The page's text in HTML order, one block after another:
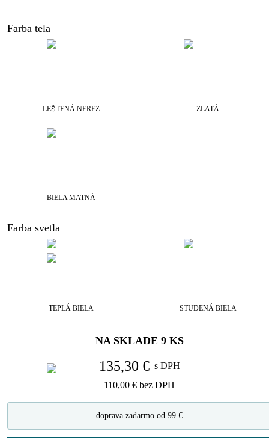
Farba tela
LEŠTENÁ NEREZ ZLATÁ
BIELA MATNÁ
Farba svetla
TEPLÁ BIELA STUDENÁ BIELA
NA SKLADE 9 KS
135,30 € s DPH
110,00 € bez DPH
doprava zadarmo od 99 €